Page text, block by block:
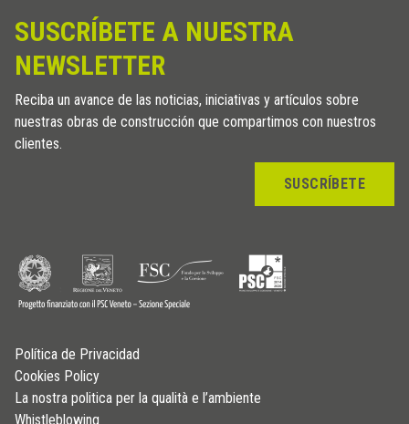
SUSCRÍBETE A NUESTRA
NEWSLETTER
Reciba un avance de las noticias, iniciativas y artículos sobre
nuestras obras de construcción que compartimos con nuestros
clientes.
SUSCRÍBETE
Política de Privacidad
Cookies Policy
La nostra politica per la qualità e l’ambiente
Whistleblowing